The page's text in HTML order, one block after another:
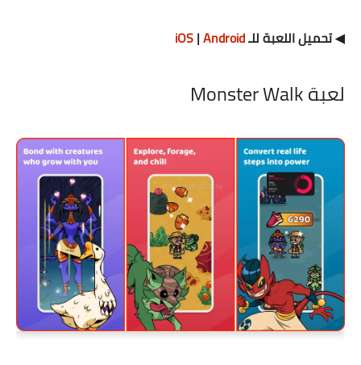
◀ تحميل اللعبة للـ iOS|Android
لعبة Monster Walk